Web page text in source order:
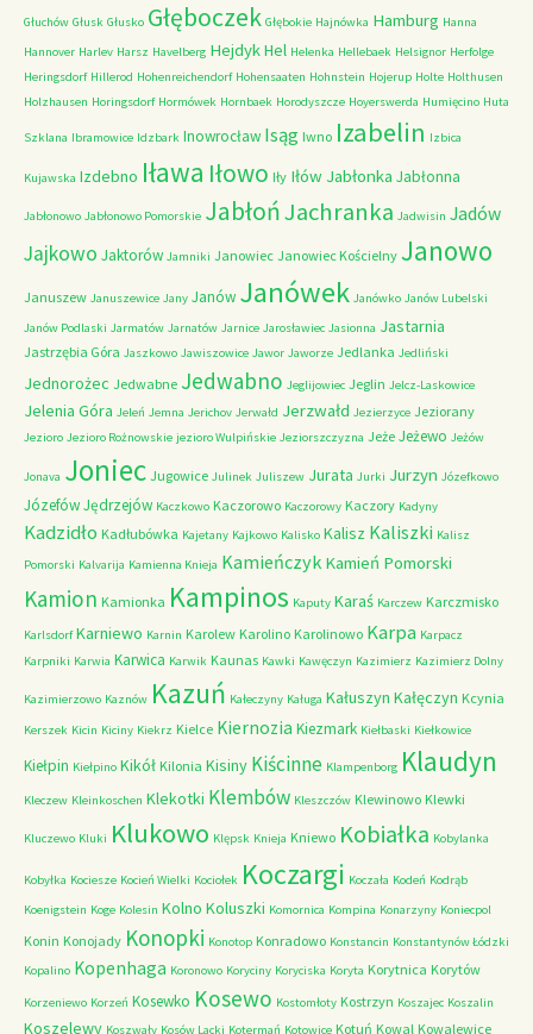
Głuchów Głusk Głusko Głęboczek Głębokie Hajnówka Hamburg Hanna
Hannover Harlev Harsz Havelberg HejdykHel Helenka Hellebaek Helsignor Herfolge
Heringsdorf Hillerod Hohenreichendorf Hohensaaten Hohnstein Hojerup Holte Holthusen
Holzhausen Horingsdorf Hormówek Hornbaek Horodyszcze Hoyerswerda Humięcino Huta
Szklana Ibramowice Idzbark Inowrocław Isąg Iwno Izabelin Izbica
Kujawska Izdebno Iława Iłowo Iły Iłów Jabłonka Jabłonna
Jabłonowo Jabłonowo Pomorskie JabłońJachranka Jadwisin Jadów
Jajkowo Jaktorów Jamniki Janowiec Janowiec Kościelny Janowo
Januszew Januszewice Jany Janów Janówek Janówko Janów Lubelski
Janów Podlaski Jarmatów Jarnatów Jarnice Jarosławiec Jasionna Jastarnia
Jastrzębia Góra Jaszkowo Jawiszowice Jawor Jaworze Jedlanka Jedliński
Jednorożec Jedwabne Jedwabno Jeglijowiec Jeglin Jelcz-Laskowice
Jelenia Góra Jeleń Jemna Jerichov Jerwałd Jerzwałd Jezierzyce Jeziorany
Jezioro Jezioro Rożnowskie jezioro Wulpińskie Jeziorszczyzna Jeże Jeżewo Jeżów
Jonava Joniec Jugowice Julinek Juliszew Jurata Jurki Jurzyn Józefkowo
JózefówJędrzejów Kaczkowo Kaczorowo Kaczorowy Kaczory Kadyny
Kadzidło Kadłubówka Kajetany Kajkowo Kalisko Kalisz Kaliszki Kalisz
Pomorski Kalvarija Kamienna Knieja Kamieńczyk Kamień Pomorski
Kamion Kamionka Kampinos Kaputy Karaś Karczew Karczmisko
Karlsdorf Karniewo Karnin Karolew Karolino Karolinowo Karpa Karpacz
Karpniki Karwia Karwica Karwik Kaunas Kawki Kawęczyn Kazimierz Kazimierz Dolny
Kazimierzowo Kaznów Kazuń Kałeczyny Kaługa Kałuszyn Kałęczyn Kcynia
Kerszek Kicin Kiciny Kiekrz Kielce Kiernozia Kiezmark Kiełbaski Kiełkowice
Kiełpin Kiełpino Kikół Kilonia Kisiny Kiścinne Klampenborg Klaudyn
Kleczew Kleinkoschen Klekotki Klembów Kleszczów Klewinowo Klewki
Kluczewo Kluki Klukowo Klępsk Knieja Kniewo Kobiałka Kobylanka
Kobyłka Kociesze Kocień Wielki Kociołek Koczargi Koczała Kodeń Kodrąb
Koenigstein Koge Kolesin Kolno Koluszki Komornica Kompina Konarzyny Koniecpol
Konin Konojady Konopki Konotop Konradowo Konstancin Konstantynów Łódzki
Kopalino Kopenhaga Koronowo Koryciny Koryciska Koryta Korytnica Korytów
Korzeniewo Korzeń Kosewko Kosewo Kostomłoty Kostrzyn Koszajec Koszalin
Koszelewy Koszwały Kosów Lacki Kotermań Kotowice Kotuń Kowal Kowalewice